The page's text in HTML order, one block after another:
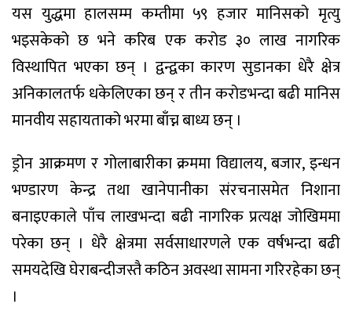
यस युद्धमा हालसम्म कम्तीमा ५९ हजार मानिसको मृत्यु
भइसकेको छ भने करिब एक करोड ३० लाख नागरिक
विस्थापित भएका छन् । द्वन्द्वका कारण सुडानका धेरै क्षेत्र
अनिकालतर्फ धकेलिएका छन् र तीन करोडभन्दा बढी मानिस
मानवीय सहायताको भरमा बाँच्न बाध्य छन् ।
ड्रोन आक्रमण र गोलाबारीका क्रममा विद्यालय, बजार, इन्धन
भण्डारण केन्द्र तथा खानेपानीका संरचनासमेत निशाना
बनाइएकाले पाँच लाखभन्दा बढी नागरिक प्रत्यक्ष जोखिममा
परेका छन् । धेरै क्षेत्रमा सर्वसाधारणले एक वर्षभन्दा बढी
समयदेखि घेराबन्दीजस्तै कठिन अवस्था सामना गरिरहेका छन्
।